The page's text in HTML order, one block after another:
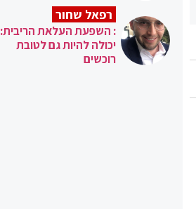
רפאל שחור
: השפעת העלאת הריבית:
יכולה להיות גם לטובת
רוכשים